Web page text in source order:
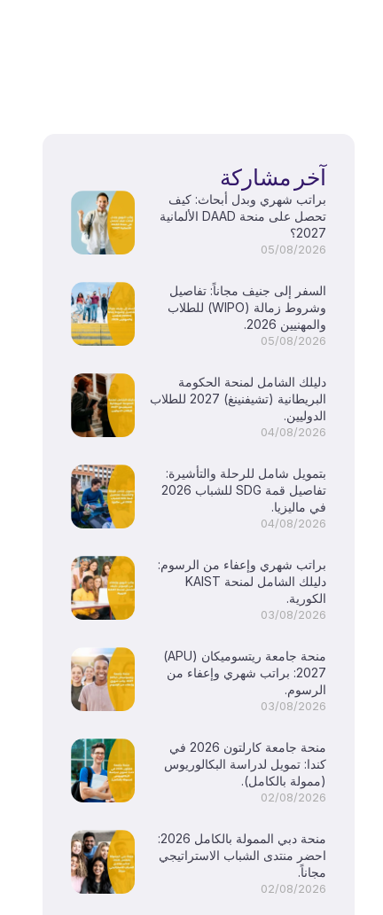
آخر مشاركة
براتب شهري وبدل أبحاث: كيف
تحصل على منحة DAAD الألمانية
2027؟
05/08/2026
السفر إلى جنيف مجاناً: تفاصيل
وشروط زمالة (WIPO) للطلاب
والمهنيين 2026.
05/08/2026
دليلك الشامل لمنحة الحكومة
البريطانية (تشيفنينغ) 2027 للطلاب
الدوليين.
04/08/2026
بتمويل شامل للرحلة والتأشيرة:
تفاصيل قمة SDG للشباب 2026
في ماليزيا.
04/08/2026
براتب شهري وإعفاء من الرسوم:
دليلك الشامل لمنحة KAIST
الكورية.
03/08/2026
منحة جامعة ريتسوميكان (APU)
2027: براتب شهري وإعفاء من
الرسوم.
03/08/2026
منحة جامعة كارلتون 2026 في
كندا: تمويل لدراسة البكالوريوس
(ممولة بالكامل).
02/08/2026
منحة دبي الممولة بالكامل 2026:
احضر منتدى الشباب الاستراتيجي
مجاناً.
02/08/2026